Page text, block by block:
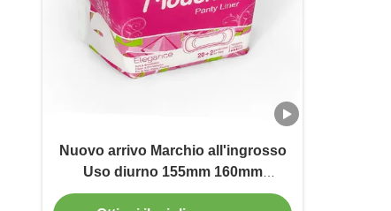
Nuovo arrivo Marchio all'ingrosso
Uso diurno 155mm 160mm
Involucri di mutandine Regolari